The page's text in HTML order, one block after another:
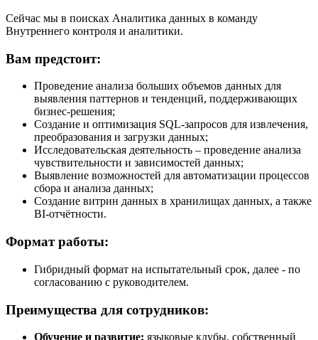
Сейчас мы в поисках Аналитика данных в команду
Внутреннего контроля и аналитики.
Вам предстоит:
Проведение анализа больших объемов данных для
выявления паттернов и тенденций, поддерживающих
бизнес-решения;
Создание и оптимизация SQL-запросов для извлечения,
преобразования и загрузки данных;
Исследовательская деятельность – проведение анализа
чувствительности и зависимостей данных;
Выявление возможностей для автоматизации процессов
сбора и анализа данных;
Создание витрин данных в хранилищах данных, а также
BI-отчётности.
Формат работы:
Гибридный формат на испытательный срок, далее - по
согласованию с руководителем.
Преимущества для сотрудников:
Обучение и развитие: языковые клубы, собственный